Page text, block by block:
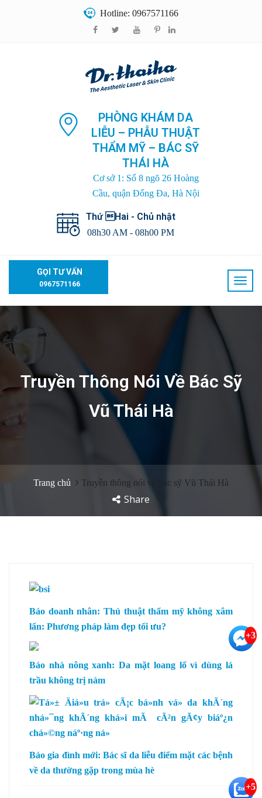
Hotline: 0967571166
PHÒNG KHÁM DA
LIỄU – PHẪU THUẬT
THẨM MỸ – BÁC SỸ
THÁI HÀ
Cơ sở 1: Số 8 ngõ 26 Hoàng
Cầu, quận Đống Đa, Hà Nội
Thứ Hai - Chủ nhật
08h30 AM - 08h00 PM
GỌI TƯ VẤN
0967571166
Truyền Thông Nói Về Bác Sỹ
Vũ Thái Hà
Trang chủ Truyền thông nói về bác sỹ Vũ Thái Hà
Share
Báo doanh nhân: Thủ thuật thẩm mỹ không xâm
lấn: Phương pháp làm đẹp tối ưu?
Báo nhà nông xanh: Da mặt loang lổ vì dùng lá
trầu không trị nám
Báo gia đình mới:Bác sĩ da liễu điểm mặt các bệnh
về da thường gặp trong mùa hè
+3
+5